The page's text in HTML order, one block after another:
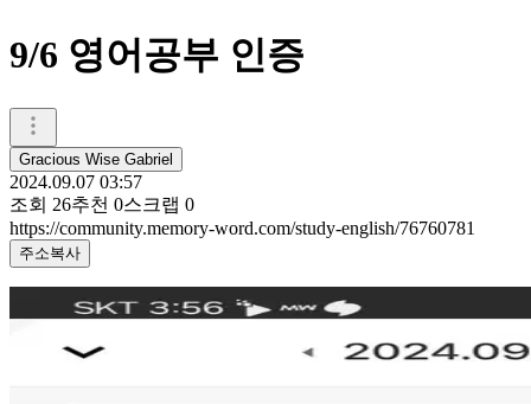
9/6 영어공부 인증
Gracious Wise Gabriel
2024.09.07 03:57
조회 26추천 0스크랩 0
https://community.memory-word.com/study-english/76760781
주소복사